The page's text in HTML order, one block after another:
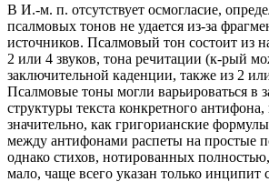
В И.-м. п. отсутствует осмогласие,
псалмовых тонов не удается из-за
источников. Псалмовый тон состоит из
2 или 4 звуков, тона речитации (к-рый
заключительной каденции, также из 2
Псалмовые тоны могли варьироваться в
структуры текста конкретного антифона,
значительно, как григорианские
между антифонами распеты на простые
однако стихов, нотированных
мало, чаще всего указан только инципит